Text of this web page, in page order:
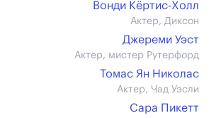
Вонди Кёртис-Холл
Актер, Диксон
Джереми Уэст
Актер, мистер Рутерфорд
Томас Ян Николас
Актер, Чад Уэсли
Сара Пикетт